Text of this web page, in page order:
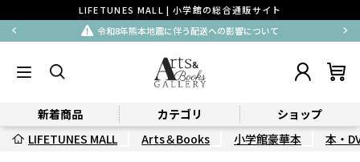
LIFETUNES MALL | 小学館の総合通販サイト
本地震に伴う配送への影響について
払込用
新着商品 カテゴリ
ショップ
LIFETUNES MALL
Arts＆Books 小学館豪華本 本・